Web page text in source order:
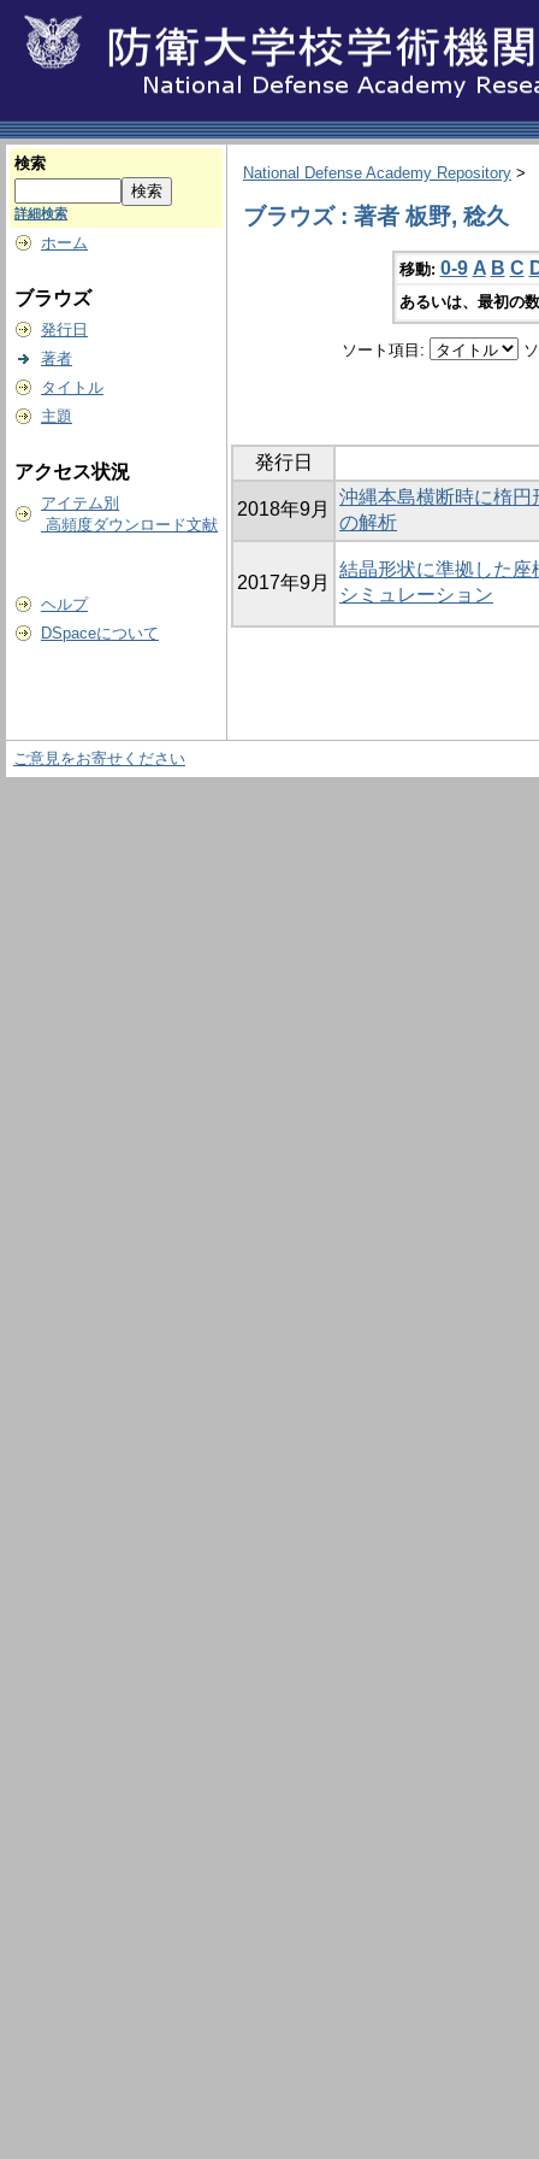
検索
詳細検索
ホーム
ブラウズ
発行日
著者
タイトル
主題
アクセス状況
アイテム別
高頻度ダウンロード文献
ヘルプ
DSpaceについて
National Defense Academy Repository >
ブラウズ : 著者 板野, 稔久
移動: 0-9 A B C
あるいは、最初の
ソート項目:
発行日
2018年9月
沖縄本島横断時に楕
の解析
2017年9月
結晶形状に準拠した
シミュレーション
ご意見をお寄せください